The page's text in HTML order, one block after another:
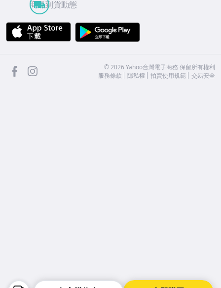
商品到貨動態
APP Store
facebook ©2026 Yahoo台灣電子商務 保留所有權利
服務條款
隱私權 拍賣使用規範 交易安全